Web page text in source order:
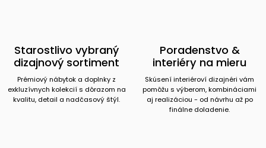
Starostlivo vybraný
dizajnový sortiment
Prémiový nábytok a doplnky z
exkluzívnych kolekcií s dôrazom na
kvalitu, detail a nadčasový štýl.
Poradenstvo &
interiéry na mieru
Skúsení interiéroví dizajnéri vám
pomôžu s výberom, kombináciami
aj realizáciou - od návrhu až po
finálne doladenie.